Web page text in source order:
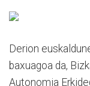
Derion
baxuagoa da,
Autonomia